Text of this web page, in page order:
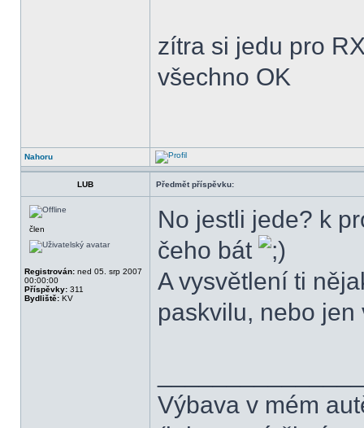
zítra si jedu pro
všechno OK
Nahoru
LUB Předmět příspěvku:
člen
Registrován: ned 05. srp 2007
00:00:00
Příspěvky: 311
Bydliště: KV
No jestli jede? k
čeho bát
A vysvětlení ti
paskvilu, nebo
Výbava v mém